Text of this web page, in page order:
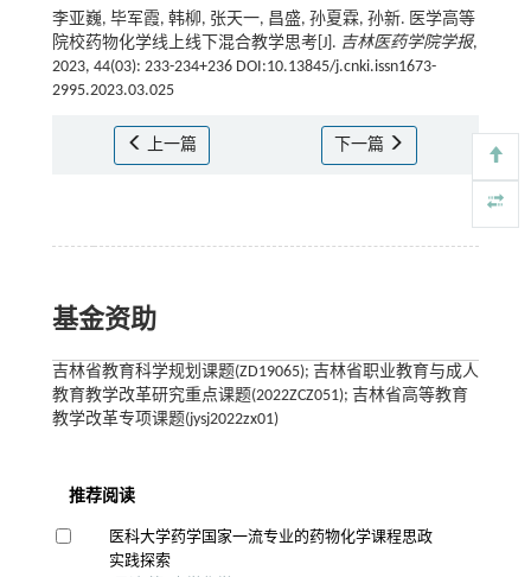
李亚巍, 毕军霞, 韩柳, 张天一, 昌盛, 孙夏霖, 孙新. 医学高等
院校药物化学线上线下混合教学思考[J]. 吉林医药学院学报,
2023, 44(03): 233-234+236 DOI:10.13845/j.cnki.issn1673-
2995.2023.03.025
上一篇 下一篇
基金资助
吉林省教育科学规划课题(ZD19065); 吉林省职业教育与成人
教育教学改革研究重点课题(2022ZCZ051); 吉林省高等教育
教学改革专项课题(jysj2022zx01)